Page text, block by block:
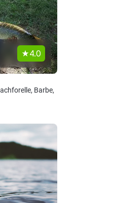
4.0
Barbe,